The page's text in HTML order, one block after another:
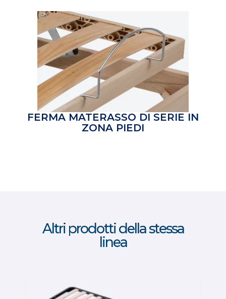
FERMA MATERASSO DI SERIE IN
ZONA PIEDI
Altri prodotti della stessa
linea